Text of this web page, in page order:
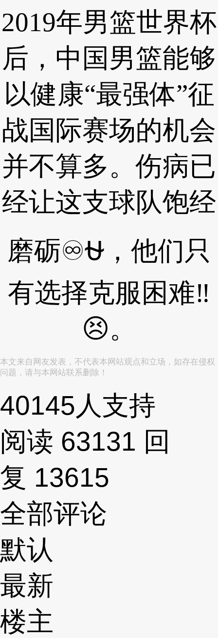
2019年男篮世界杯
后，中国男篮能够
以健康“最强体”征
战国际赛场的机会
并不算多。伤病已
经让这支球队饱经
磨砺♾⛎，他们只
有选择克服困难‼
😣。
本文来自网友发表，不代表本网站观点和立场，如存在侵权
问题，请与本网站联系删除！
40145人支持
阅读 63131 回
复 13615
全部评论
默认
最新
楼主